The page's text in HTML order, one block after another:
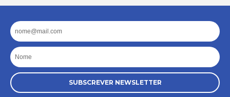
Email
Nome
SUBSCREVER NEWSLETTER